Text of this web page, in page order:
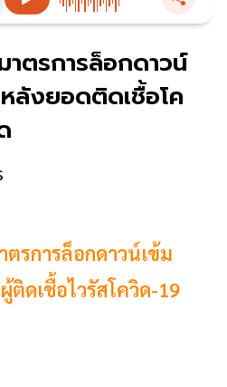
ตรการล็อกดาวน์
ลังยอดติดเชื้อโค
รการล็อกดาวน์เข้ม
ดเชื้อไวรัสโควิด-19